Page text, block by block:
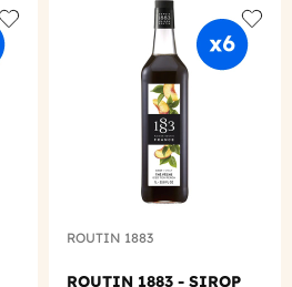
Add to wishlist Add
ROUTIN 1883
ROUTIN 1883 - SIROP